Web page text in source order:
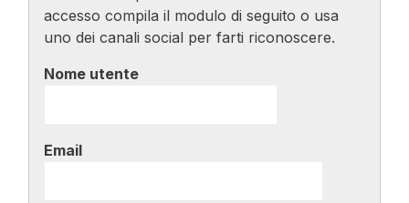
accesso compila il modulo di seguito o usa
uno dei canali social per farti riconoscere.
Nome utente
Email